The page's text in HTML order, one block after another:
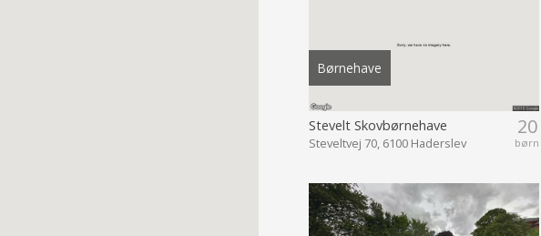
Børnehave
20
børn
Stevelt Skovbørnehave
Steveltvej 70, 6100 Haderslev